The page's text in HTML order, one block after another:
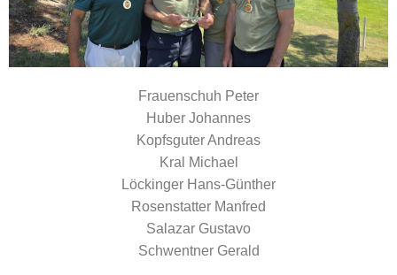
Frauenschuh Peter
Huber Johannes
Kopfsguter Andreas
Kral Michael
Löckinger Hans-Günther
Rosenstatter Manfred
Salazar Gustavo
Schwentner Gerald